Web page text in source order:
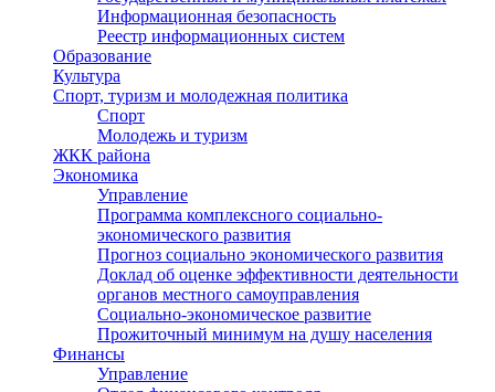
Информационная безопасность
Реестр информационных систем
Образование
Культура
Спорт, туризм и молодежная политика
Спорт
Молодежь и туризм
ЖКК района
Экономика
Управление
Программа комплексного социально-
экономического развития
Прогноз социально экономического развития
Доклад об оценке эффективности деятельности
органов местного самоуправления
Социально-экономическое развитие
Прожиточный минимум на душу населения
Финансы
Управление